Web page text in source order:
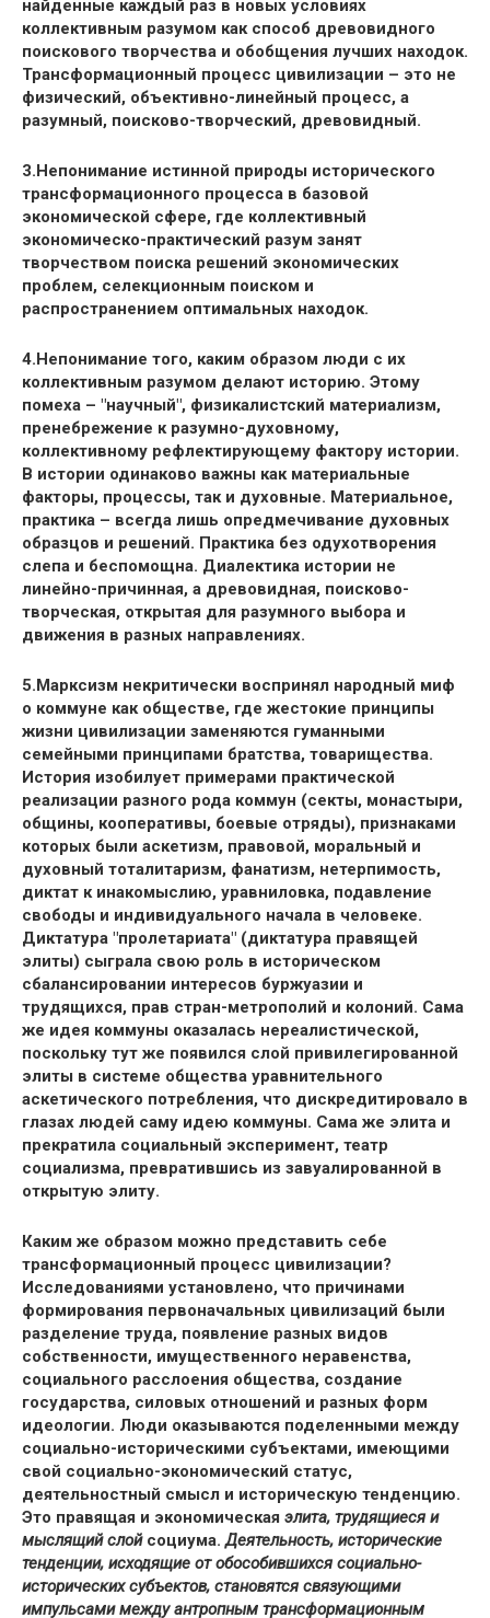
найденные каждый раз в новых условиях
коллективным разумом как способ древовидного
поискового творчества и обобщения лучших находок.
Трансформационный процесс цивилизации – это не
физический, объективно-линейный процесс, а
разумный, поисково-творческий, древовидный.
3.Непонимание истинной природы исторического
трансформационного процесса в базовой
экономической сфере, где коллективный
экономическо-практический разум занят
творчеством поиска решений экономических
проблем, селекционным поиском и
распространением оптимальных находок.
4.Непонимание того, каким образом люди с их
коллективным разумом делают историю. Этому
помеха – "научный", физикалистский материализм,
пренебрежение к разумно-духовному,
коллективному рефлектирующему фактору истории.
В истории одинаково важны как материальные
факторы, процессы, так и духовные. Материальное,
практика – всегда лишь опредмечивание духовных
образцов и решений. Практика без одухотворения
слепа и беспомощна. Диалектика истории не
линейно-причинная, а древовидная, поисково-
творческая, открытая для разумного выбора и
движения в разных направлениях.
5.Марксизм некритически воспринял народный миф
о коммуне как обществе, где жестокие принципы
жизни цивилизации заменяются гуманными
семейными принципами братства, товарищества.
История изобилует примерами практической
реализации разного рода коммун (секты, монастыри,
общины, кооперативы, боевые отряды), признаками
которых были аскетизм, правовой, моральный и
духовный тоталитаризм, фанатизм, нетерпимость,
диктат к инакомыслию, уравниловка, подавление
свободы и индивидуального начала в человеке.
Диктатура "пролетариата" (диктатура правящей
элиты) сыграла свою роль в историческом
сбалансировании интересов буржуазии и
трудящихся, прав стран-метрополий и колоний. Сама
же идея коммуны оказалась нереалистической,
поскольку тут же появился слой привилегированной
элиты в системе общества уравнительного
аскетического потребления, что дискредитировало в
глазах людей саму идею коммуны. Сама же элита и
прекратила социальный эксперимент, театр
социализма, превратившись из завуалированной в
открытую элиту.
Каким же образом можно представить себе
трансформационный процесс цивилизации?
Исследованиями установлено, что причинами
формирования первоначальных цивилизаций были
разделение труда, появление разных видов
собственности, имущественного неравенства,
социального расслоения общества, создание
государства, силовых отношений и разных форм
идеологии. Люди оказываются поделенными между
социально-историческими субъектами, имеющими
свой социально-экономический статус,
деятельностный смысл и историческую тенденцию.
Это правящая и экономическая элита, трудящиеся и
мыслящий слой социума.Деятельность, исторические
тенденции, исходящие от обособившихся социально-
исторических субъектов, становятся связующими
импульсами между антропным трансформационным